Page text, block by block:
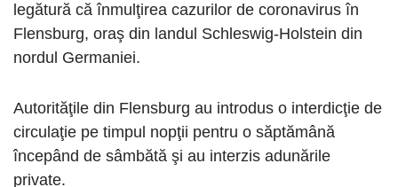
legătură că înmulţirea cazurilor de coronavirus în
Flensburg, oraş din landul Schleswig-Holstein din
nordul Germaniei.
Autorităţile din Flensburg au introdus o interdicţie de
circulaţie pe timpul nopţii pentru o săptămână
începând de sâmbătă şi au interzis adunările
private.